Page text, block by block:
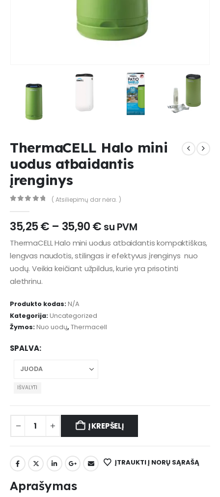
ThermaCELL Halo mini
uodus atbaidantis
įrenginys
( Atsiliepimų dar nėra. )
35,25€ – 35,90€Price
range:
35,25 €
through
35,90 €
su PVM
ThermaCELL Halo mini uodus atbaidantis kompaktiškas,
lengvas naudotis, stilingas ir efektyvus įrenginys nuo
uodų. Veikia keičiant užpildus, kurie yra prisotinti
alethrinu.
Produkto kodas: N/A
Kategorija: Uncategorized
Žymos: Nuo uodų, Thermacell
SPALVA
IŠVALYTI
Į KREPŠELĮ
ĮTRAUKTI Į NORŲ SĄRAŠĄ
Aprašymas